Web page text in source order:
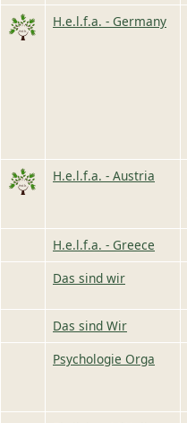
Image
H.e.l.f.a. - Germany
Image H.e.l.f.a. - Austria
H.e.l.f.a. - Greece
Das sind wir
Das sind Wir
Psychologie Orga